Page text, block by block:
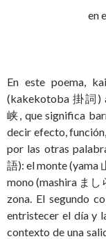
en
En este poema,
(kakekotoba 掛詞)
峡, que significa
decir efecto,
por las otras
語): el monte (yama
mono (mashira まし
zona. El segundo
entristecer el día y
contexto de una